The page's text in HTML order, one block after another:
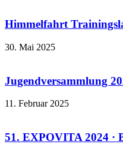
Himmelfahrt
30. Mai 2025
Jugendversammlung
11. Februar 2025
51. EXPOVITA 2024 ·